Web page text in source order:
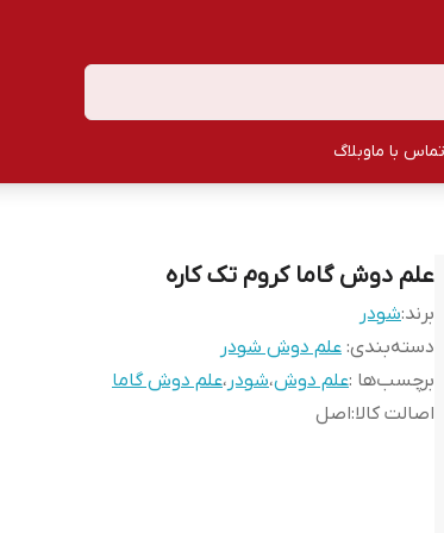
تماس با ماوبلاگ
علم دوش گاما کروم تک کاره
برند:شودر
دسته‌بندی: علم دوش شودر
برچسب‌ها :علم دوش،شودر ،علم دوش گاما
اصالت کالا:اصل